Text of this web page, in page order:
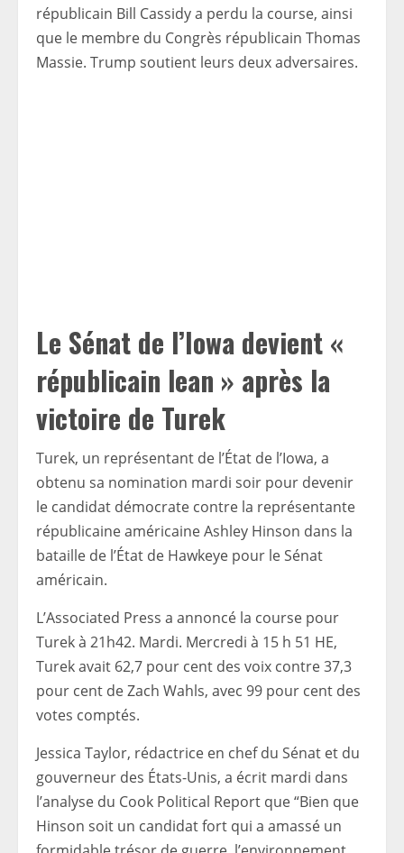
républicain Bill Cassidy a perdu la course, ainsi
que le membre du Congrès républicain Thomas
Massie. Trump soutient leurs deux adversaires.
Le Sénat de l’Iowa devient «
républicain lean » après la
victoire de Turek
Turek, un représentant de l’État de l’Iowa, a
obtenu sa nomination mardi soir pour devenir
le candidat démocrate contre la représentante
républicaine américaine Ashley Hinson dans la
bataille de l’État de Hawkeye pour le Sénat
américain.
L’Associated Press a annoncé la course pour
Turek à 21h42. Mardi. Mercredi à 15 h 51 HE,
Turek avait 62,7 pour cent des voix contre 37,3
pour cent de Zach Wahls, avec 99 pour cent des
votes comptés.
Jessica Taylor, rédactrice en chef du Sénat et du
gouverneur des États-Unis, a écrit mardi dans
l’analyse du Cook Political Report que “Bien que
Hinson soit un candidat fort qui a amassé un